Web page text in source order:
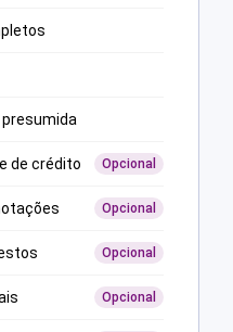
de crédito Opcional
Opcional
Opcional
Opcional